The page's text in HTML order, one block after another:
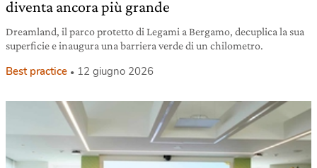
diventa ancora più grande
Dreamland, il parco protetto di Legami a Bergamo, decuplica la sua
superficie e inaugura una barriera verde di un chilometro.
Best practice 12 giugno 2026